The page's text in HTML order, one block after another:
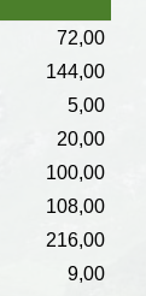
72,00
144,00
5,00
20,00
100,00
108,00
216,00
9,00